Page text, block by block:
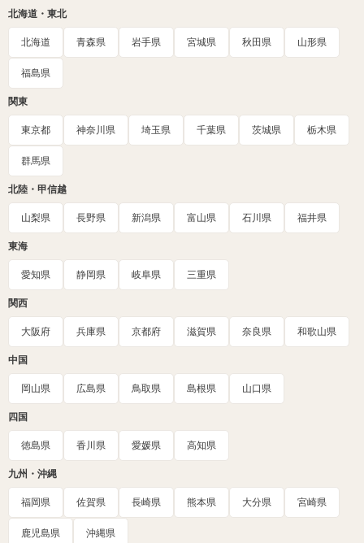
北海道・東北
北海道 青森県 岩手県 宮城県 秋田県 山形県
福島県
関東
東京都 神奈川県 埼玉県 千葉県 茨城県 栃木県
群馬県
北陸・甲信越
山梨県 長野県 新潟県 富山県 石川県 福井県
東海
愛知県 静岡県 岐阜県 三重県
関西
大阪府 兵庫県 京都府 滋賀県 奈良県 和歌山県
中国
岡山県 広島県 鳥取県 島根県 山口県
四国
徳島県 香川県 愛媛県 高知県
九州・沖縄
福岡県 佐賀県 長崎県 熊本県 大分県 宮崎県
鹿児島県 沖縄県